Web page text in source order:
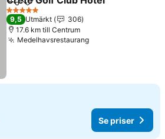
Dela Lägg till i Mina Favoriter
5 Stjärnor
9,5 Utmärkt
306
17.6 km till Centrum
Medelhavsrestaurang
Se priser